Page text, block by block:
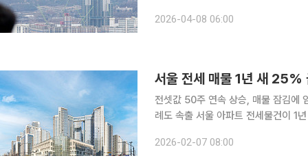
2026-04-08 06:00
서울 전세 매물 1년 새 25%
전셋값 50주 연속 상승, 매물 잠김에
례도 속출 서울 아파트 전세물건이 1년 사이 25% 이상 줄어든 가운데 전셋값이 장기간 상승세를 이
하면서 주요 단지를 중심으로 매매가
2026-02-07 08:00